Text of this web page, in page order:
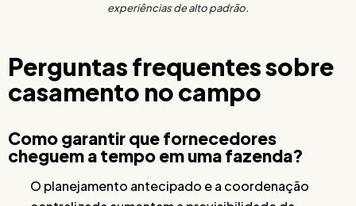
experiências de alto padrão.
Perguntas frequentes sobre
casamento no campo
Como garantir que fornecedores
cheguem a tempo em uma fazenda?
O planejamento antecipado e a coordenação